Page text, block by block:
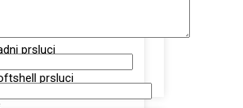
prsluci
prsluci